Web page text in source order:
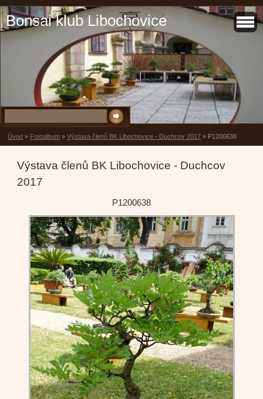
Bonsai klub Libochovice
Úvod » Fotoalbum » Výstava členů BK Libochovice - Duchcov 2017 » P1200638
Výstava členů BK Libochovice - Duchcov
2017
P1200638